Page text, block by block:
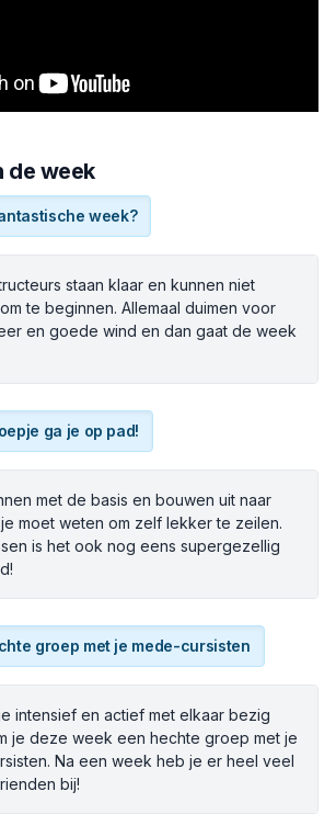
de week
week?
staan klaar en kunnen niet
te beginnen. Allemaal duimen voor
en goede wind en dan gaat de week
ga je op pad!
met de basis en bouwen uit naar
moet weten om zelf lekker te zeilen.
is het ook nog eens supergezellig
groep met je mede-cursisten
intensief en actief met elkaar bezig
je deze week een hechte groep met je
Na een week heb je er heel veel
bij!